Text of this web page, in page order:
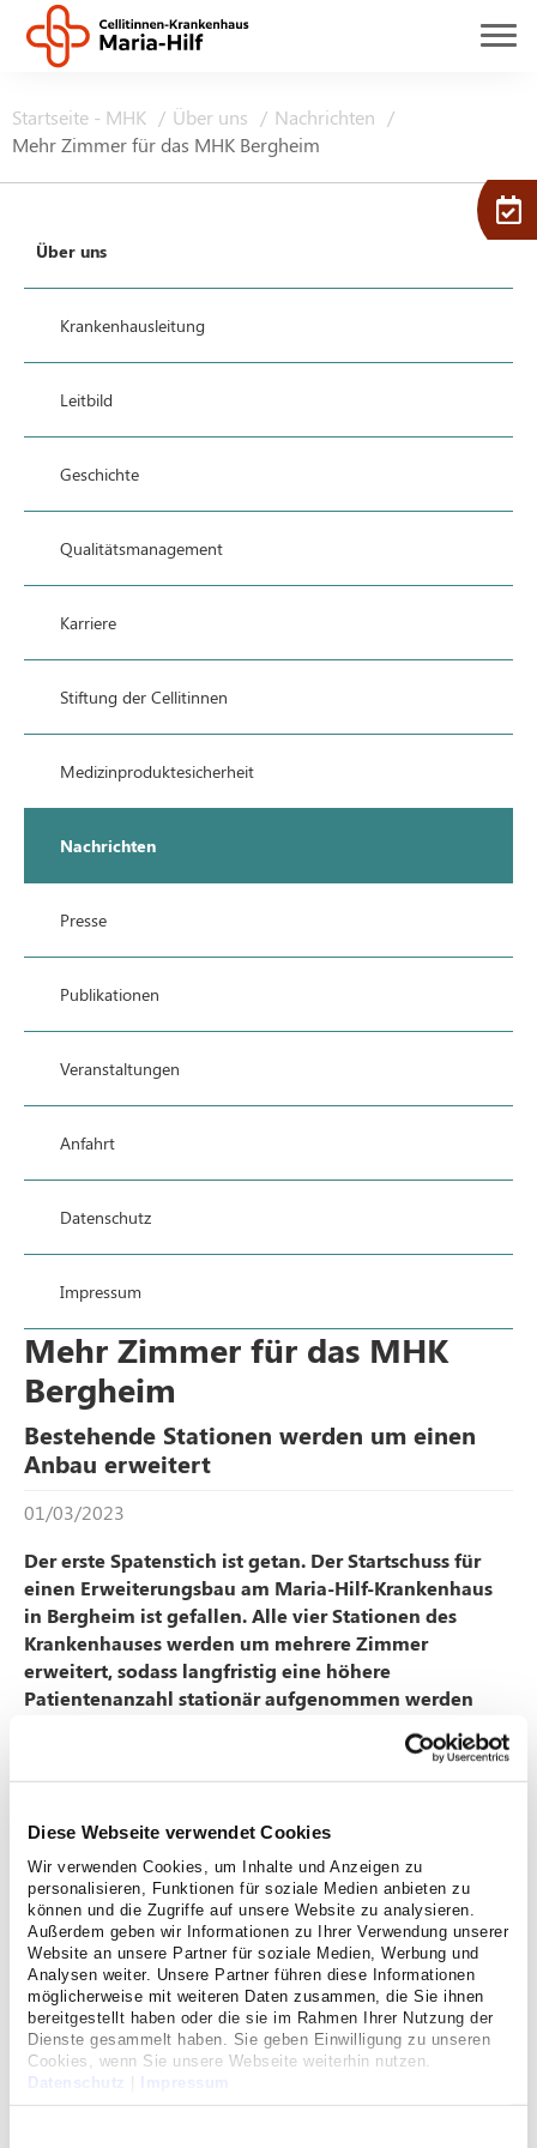
Diese Webseite verwendet Cookies
Wir verwenden Cookies, um Inhalte und Anzeigen zu
personalisieren, Funktionen für soziale Medien anbieten zu
können und die Zugriffe auf unsere Website zu analysieren.
Außerdem geben wir Informationen zu Ihrer Verwendung unserer
Website an unsere Partner für soziale Medien, Werbung und
Analysen weiter. Unsere Partner führen diese Informationen
möglicherweise mit weiteren Daten zusammen, die Sie ihnen
bereitgestellt haben oder die sie im Rahmen Ihrer Nutzung der
Dienste gesammelt haben. Sie geben Einwilligung zu unseren
Cookies, wenn Sie unsere Webseite weiterhin nutzen.
Datenschutz
Impressum
Startseite - MHK Über uns
Nachrichten
Mehr Zimmer für das MHK Bergheim
Über uns
Krankenhausleitung
Leitbild
Geschichte
Qualitätsmanagement
Karriere
Stiftung der Cellitinnen
Medizinproduktesicherheit
Nachrichten
Presse
Publikationen
Veranstaltungen
Anfahrt
Datenschutz
Impressum
Mehr Zimmer für das MHK
Bergheim
Bestehende Stationen werden um einen
Anbau erweitert
01/03/2023
Der erste Spatenstich ist getan. Der Startschuss für
einen Erweiterungsbau am Maria-Hilf-Krankenhaus
in Bergheim ist gefallen. Alle vier Stationen des
Krankenhauses werden um mehrere Zimmer
erweitert, sodass langfristig eine höhere
Patientenanzahl stationär aufgenommen werden
(v.l.n.r.) Dr. med. Stephan Sarter, Ärztlicher
Direktor und Chefarzt der Chirurgie, Oliver